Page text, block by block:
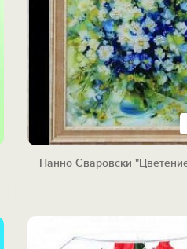
Панно Сваровски